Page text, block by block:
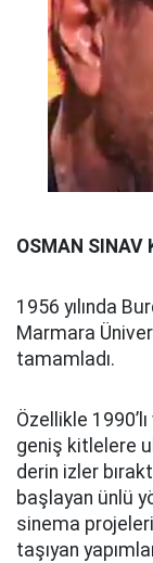
OSMAN SINAV
1956 yılında
Marmara
tamamladı.
Özellikle
geniş kitlelere
derin izler
başlayan ünlü
sinema
taşıyan